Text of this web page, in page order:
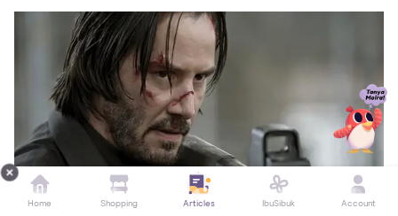
Home Shopping Articles IbuSibuk Account